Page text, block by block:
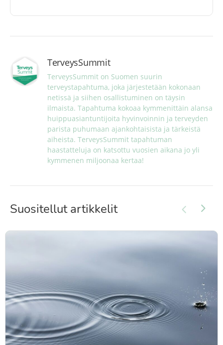
TerveysSummit
TerveysSummit on Suomen suurin
terveystapahtuma, joka järjestetään kokonaan
netissä ja siihen osallistuminen on täysin
ilmaista. Tapahtuma kokoaa kymmenittäin alansa
huippuasiantuntijoita hyvinvoinnin ja terveyden
parista puhumaan ajankohtaisista ja tärkeistä
aiheista. TerveysSummit tapahtuman
haastatteluja on katsottu vuosien aikana jo yli
kymmenen miljoonaa kertaa!
Suositellut artikkelit